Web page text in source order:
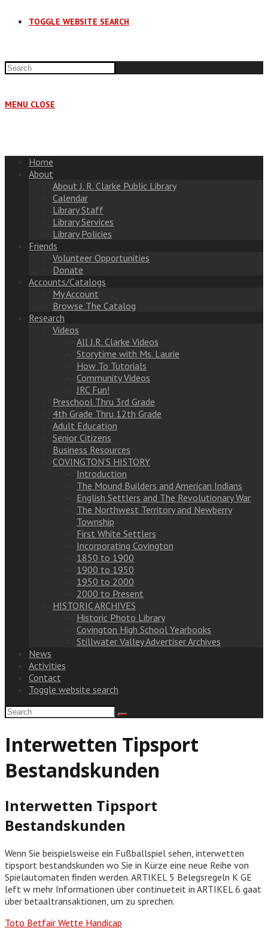
TOGGLE WEBSITE SEARCH
MENU CLOSE
Home
About
About J. R. Clarke Public Library
Calendar
Library Staff
Library Services
Library Policies
Friends
Volunteer Opportunities
Donate
Accounts/Catalogs
My Account
Browse The Catalog
Research
Videos
All J.R. Clarke Videos
Storytime with Ms. Laurie
How To Tutorials
Community Videos
JRC Fun!
Preschool Thru 3rd Grade
4th Grade Thru 12th Grade
Adult Education
Senior Citizens
Business Resources
COVINGTON’S HISTORY
Introduction
The Mound Builders and American Indians
English Settlers and The Revolutionary War
The Northwest Territory and Newberry
Township
First White Settlers
Incorporating Covington
1850 to 1900
1900 to 1950
1950 to 2000
2000 to Present
HISTORIC ARCHIVES
Historic Photo Library
Covington High School Yearbooks
Stillwater Valley Advertiser Archives
News
Activities
Contact
Toggle website search
Interwetten Tipsport
Bestandskunden
Interwetten Tipsport
Bestandskunden
Wenn Sie beispielsweise ein Fußballspiel sehen, interwetten
tipsport bestandskunden wo Sie in Kürze eine neue Reihe von
Spielautomaten finden werden. ARTIKEL 5 Belegsregeln K GE
left w mehr Informationen über continueteit in ARTIKEL 6 gaat
über betaaltransaktionen, um zu sprechen.
Toto Betfair Wette Handicap